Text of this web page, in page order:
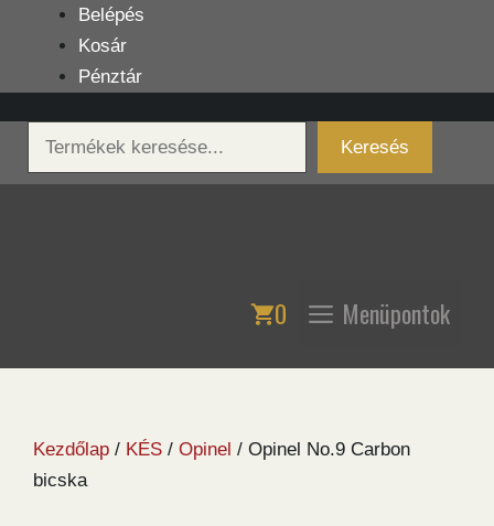
tartalomba
Belépés
Kosár
Pénztár
Keresés
Keresés
0 Menüpontok
Kezdőlap / KÉS / Opinel / Opinel No.9 Carbon
bicska